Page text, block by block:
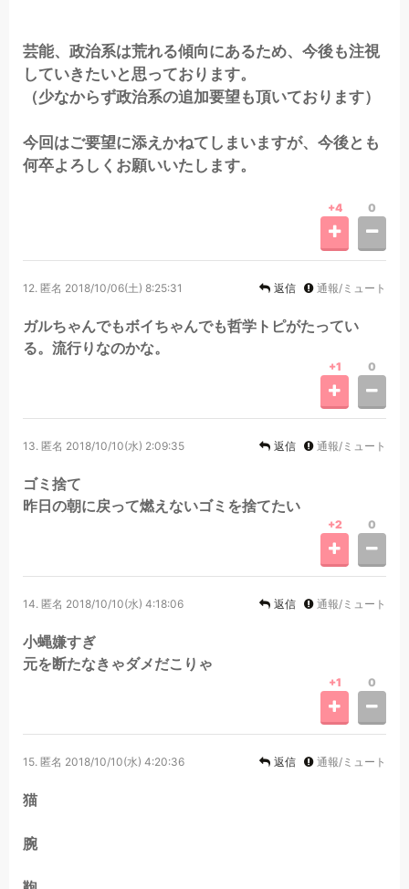
芸能、政治系は荒れる傾向にあるため、今後も注視
していきたいと思っております。
（少なからず政治系の追加要望も頂いております）
今回はご要望に添えかねてしまいますが、今後とも
何卒よろしくお願いいたします。
+4 0
12. 匿名 2018/10/06(土) 8:25:31 返信 通報/ミュート
ガルちゃんでもボイちゃんでも哲学トピがたってい
る。流行りなのかな。
+1 0
13. 匿名 2018/10/10(水) 2:09:35 返信 通報/ミュート
ゴミ捨て
昨日の朝に戻って燃えないゴミを捨てたい
+2 0
14. 匿名 2018/10/10(水) 4:18:06 返信 通報/ミュート
小蝿嫌すぎ
元を断たなきゃダメだこりゃ
+1 0
15. 匿名 2018/10/10(水) 4:20:36 返信 通報/ミュート
猫
腕